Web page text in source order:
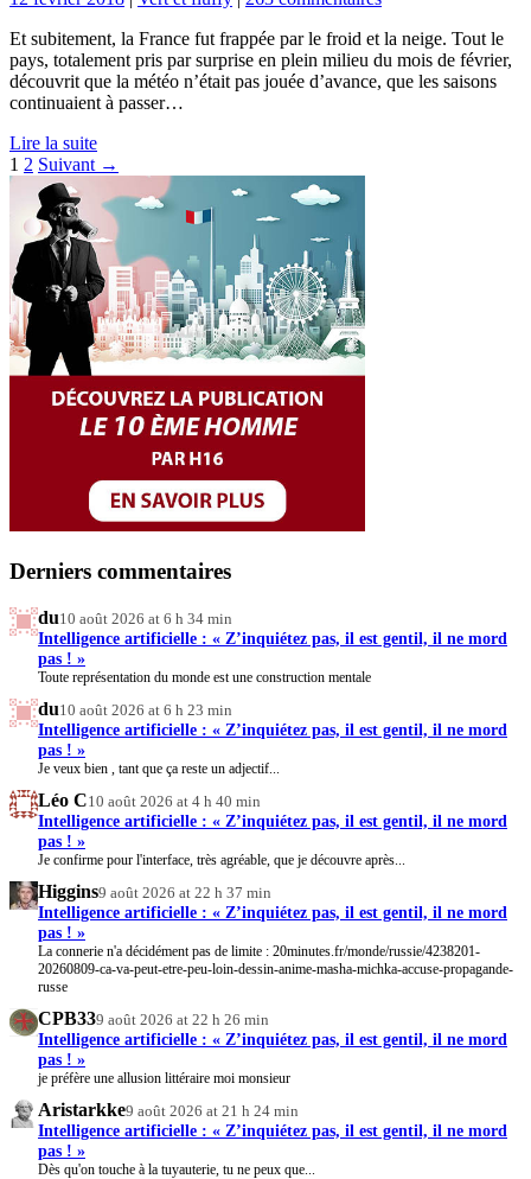
Et subitement, la France fut frappée par le froid et la neige. Tout le
pays, totalement pris par surprise en plein milieu du mois de février,
découvrit que la météo n’était pas jouée d’avance, que les saisons
continuaient à passer…
Lire la suite
Pagination
des
publications
1 2 Suivant →
Derniers commentaires
du10 août 2026 at 6 h 34 min
Intelligence artificielle : « Z’inquiétez pas, il est gentil, il ne mord
pas ! »
Toute représentation du monde est une construction mentale
du10 août 2026 at 6 h 23 min
Intelligence artificielle : « Z’inquiétez pas, il est gentil, il ne mord
pas ! »
Je veux bien , tant que ça reste un adjectif...
Léo C10 août 2026 at 4 h 40 min
Intelligence artificielle : « Z’inquiétez pas, il est gentil, il ne mord
pas ! »
Je confirme pour l'interface, très agréable, que je découvre après...
Higgins9 août 2026 at 22 h 37 min
Intelligence artificielle : « Z’inquiétez pas, il est gentil, il ne mord
pas ! »
La connerie n'a décidément pas de limite : 20minutes.fr/monde/russie/4238201-
20260809-ca-va-peut-etre-peu-loin-dessin-anime-masha-michka-accuse-propagande-
russe
CPB339 août 2026 at 22 h 26 min
Intelligence artificielle : « Z’inquiétez pas, il est gentil, il ne mord
pas ! »
je préfère une allusion littéraire moi monsieur
Aristarkke9 août 2026 at 21 h 24 min
Intelligence artificielle : « Z’inquiétez pas, il est gentil, il ne mord
pas ! »
Dès qu'on touche à la tuyauterie, tu ne peux que...